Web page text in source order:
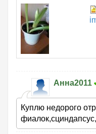
Анна2011
Куплю недорого